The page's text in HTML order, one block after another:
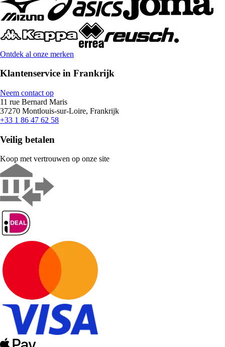
Ontdek al onze merken
Klantenservice in Frankrijk
Neem contact op
11 rue Bernard Maris
37270 Montlouis-sur-Loire, Frankrijk
+33 1 86 47 62 58
Veilig betalen
Koop met vertrouwen op onze site